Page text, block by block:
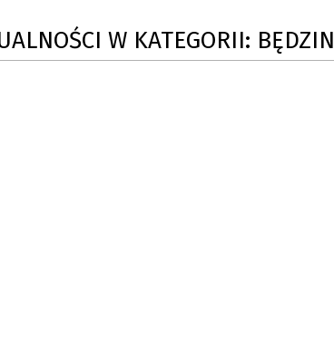
W KATEGORII: BĘDZIN